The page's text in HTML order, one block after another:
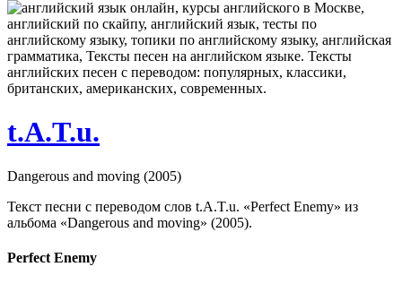
t.A.T.u.
Dangerous and moving (2005)
Текст песни с переводом слов t.A.T.u. «Perfect Enemy» из
альбома «Dangerous and moving» (2005).
Perfect Enemy